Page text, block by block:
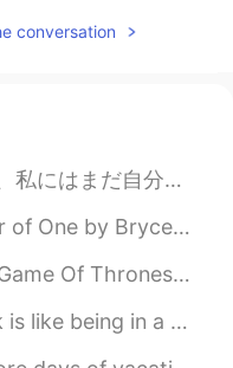
もちろんですよ👍
conversation
練習するために"尊敬する人間"というシリーズを始めたいと思います！ *** ...
afternoon sun beat down, and below ...
👑😍 P. S. I love daenerys (she's mi...
and every 5 minutes someone ...